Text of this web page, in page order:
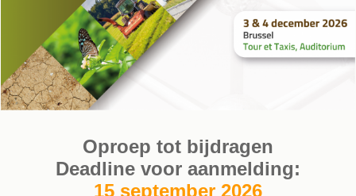
Oproep tot bijdragen
Deadline voor aanmelding:
15 september 2026